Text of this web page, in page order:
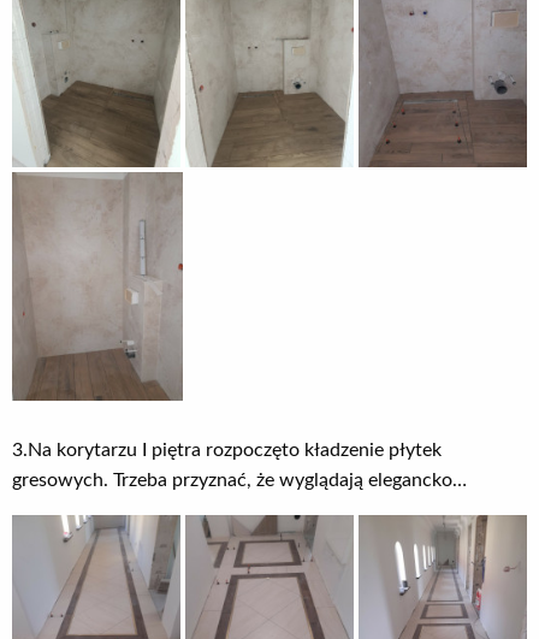
3.Na korytarzu I piętra rozpoczęto kładzenie płytek
gresowych. Trzeba przyznać, że wyglądają elegancko…